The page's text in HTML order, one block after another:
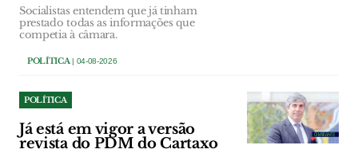
Socialistas entendem que já tinham
prestado todas as informações que
competia à câmara.
POLÍTICA| 04-08-2026
POLÍTICA
Já está em vigor a versão
revista do PDM do Cartaxo